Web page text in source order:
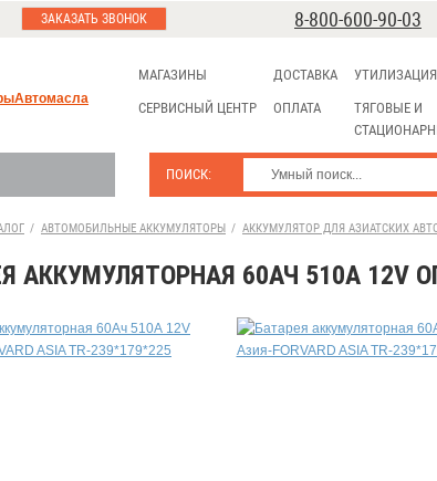
ЗАКАЗАТЬ ЗВОНОК 8-800-600-90-03
Автомасла
МАГАЗИНЫ
СЕРВИСНЫЙ ЦЕНТР
ДОСТАВКА
ОПЛАТА
ТЯГОВЫЕ И
ПОИСК:
/ АВТОМОБИЛЬНЫЕ АККУМУЛЯТОРЫ / АККУМУЛЯТОР ДЛЯ АЗИАТСКИХ
АККУМУЛЯТОРНАЯ 60АЧ 510А 12V